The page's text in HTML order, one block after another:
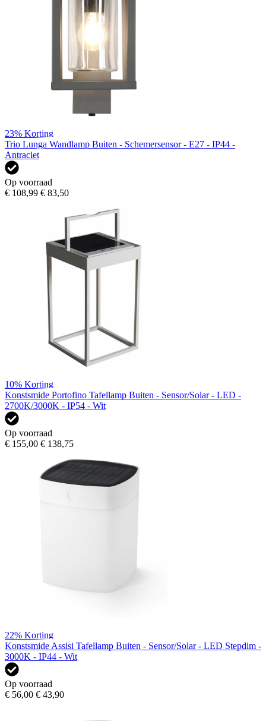
23% Korting
Trio Lunga Wandlamp Buiten - Schemersensor - E27 - IP44 -
Antraciet
Op voorraad
€ 108,99 € 83,50
10% Korting
Konstsmide Portofino Tafellamp Buiten - Sensor/Solar - LED -
2700K/3000K - IP54 - Wit
Op voorraad
€ 155,00 € 138,75
22% Korting
Konstsmide Assisi Tafellamp Buiten - Sensor/Solar - LED Stepdim -
3000K - IP44 - Wit
Op voorraad
€ 56,00 € 43,90